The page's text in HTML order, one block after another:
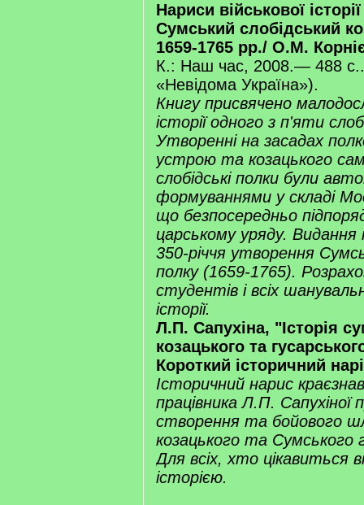
Нариси військової
Сумський слобідський
1659-1765 рр./ О.М.
К.: Наш час, 2008.— 488
«Невідома Україна»).
Книгу присвячено
історії одного з п'яти
Утворенні на засадах
устрою та козацького
слобідські полки були
формуваннями у складі
що безпосередньо
царському уряду. Видання
350-річчя утворення
полку (1659-1765).
студентів і всіх
історії.
Л.П. Сапухіна, "Історія
козацького та
Короткий історичний
Історичний нарис
працівника Л.П. Сапухіної
створення та бойового
козацького та Сумського
Для всіх, хто цікавиться
історією.